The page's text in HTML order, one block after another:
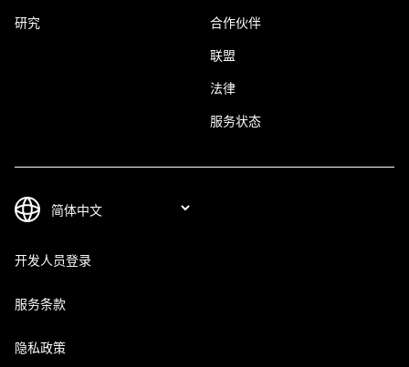
研究 合作伙伴
联盟
法律
服务状态
开发人员登录
服务条款
隐私政策